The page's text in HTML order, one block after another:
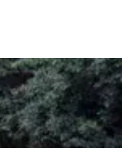
sporen van een